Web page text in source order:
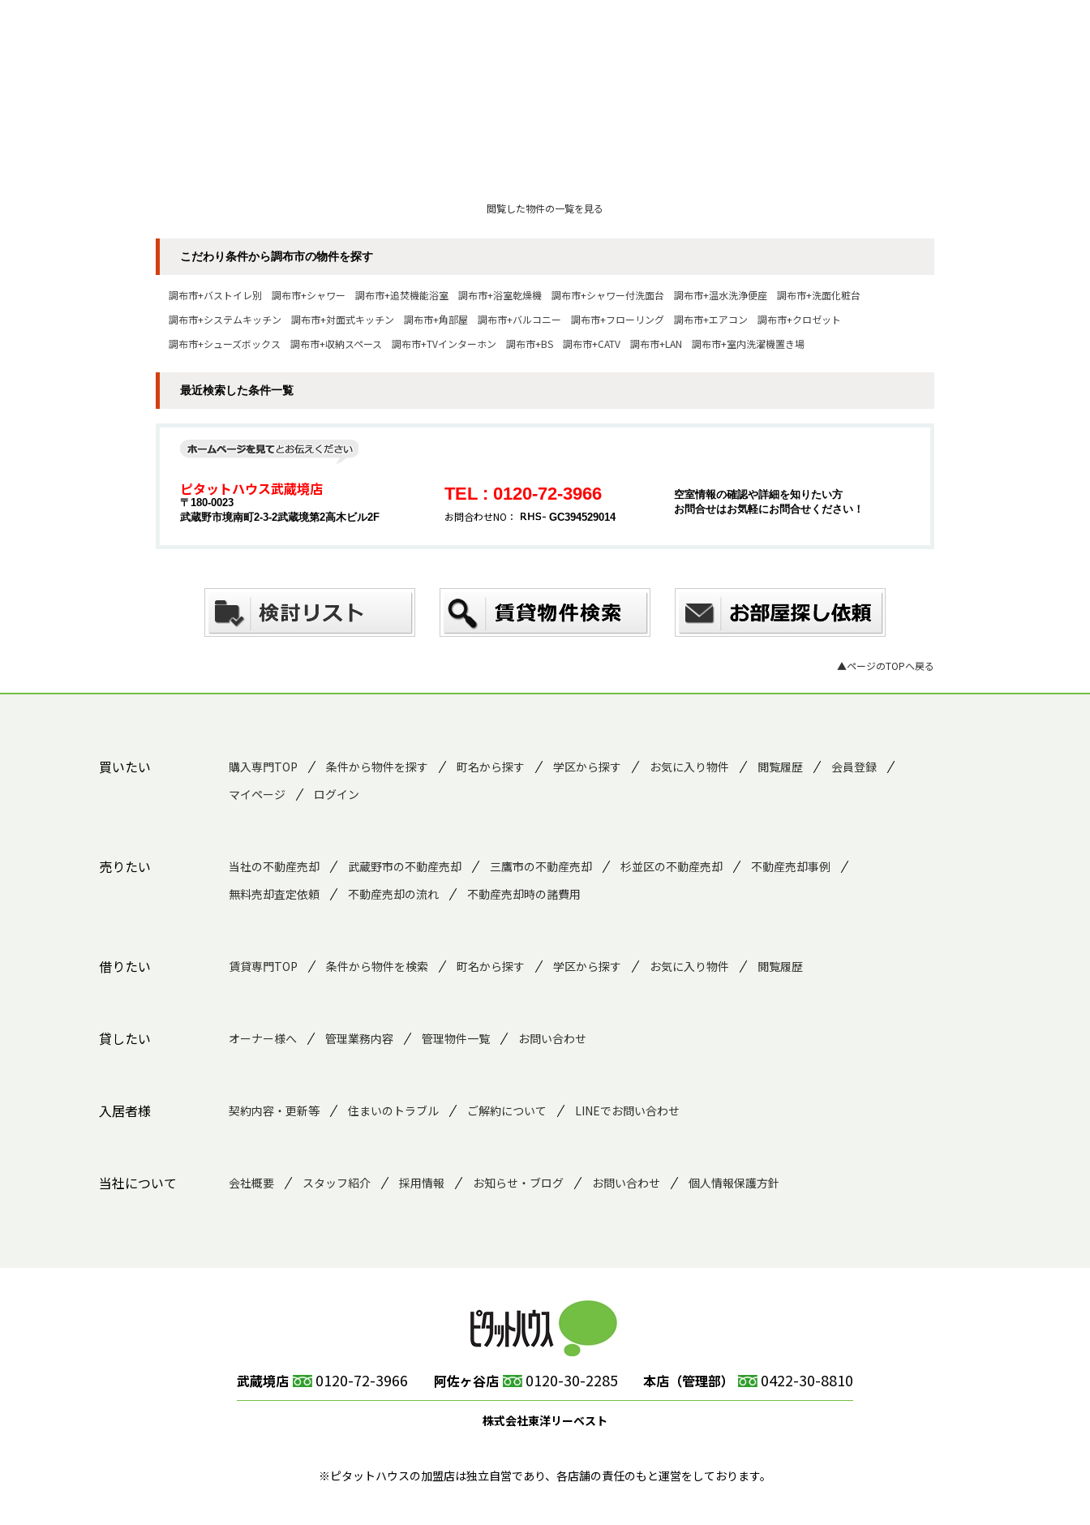
閲覧した物件の一覧を見る
こだわり条件から調布市の物件を探す
調布市+バストイレ別 調布市+シャワー 調布市+追焚機能浴室 調布市+浴室乾燥機 調布市+シャワー付洗面台 調布市+温水洗浄便座
調布市+洗面化粧台
調布市+システムキッチン
調布市+対面式キッチン 調布市+角部屋 調布市+バルコニー 調布市+フローリング 調布市+エアコン
調布市+クロゼット
調布市+シューズボックス
調布市+収納スペース 調布市+TVインターホン 調布市+BS 調布市+CATV 調布市+LAN 調布市+室内洗濯機置き場
最近検索した条件一覧
ピタットハウス武蔵境店
〒180-0023
武蔵野市境南町2-3-2武蔵境第2高木ビル2F
TEL : 0120-72-3966
お問合わせNO： GC394529014
空室情報の確認や詳細を知りたい方
お問合せはお気軽にお問合せください！
▲ページのTOPへ戻る
買いたい 購入専門TOP 条件から物件を探す 町名から探す 学区から探す お気に入り物件 閲覧履歴
会員登録
マイページ
ログイン
売りたい 当社の不動産売却 武蔵野市の不動産売却 三鷹市の不動産売却 杉並区の不動産売却
不動産売却事例
無料売却査定依頼
不動産売却の流れ 不動産売却時の諸費用
借りたい 賃貸専門TOP 条件から物件を検索 町名から探す 学区から探す お気に入り物件 閲覧履歴
貸したい オーナー様へ 管理業務内容 管理物件一覧 お問い合わせ
入居者様 契約内容・更新等 住まいのトラブル ご解約について LINEでお問い合わせ
当社について 会社概要 スタッフ紹介 採用情報 お知らせ・ブログ お問い合わせ 個人情報保護方針
武蔵境店 0120-72-3966 阿佐ヶ谷店 0120-30-2285 本店（管理部） 0422-30-8810
株式会社東洋リーベスト
※ピタットハウスの加盟店は独立自営であり、各店舗の責任のもと運営をしております。